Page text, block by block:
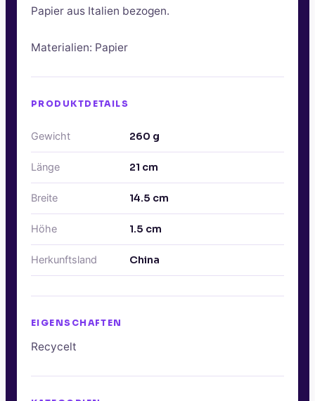
Papier aus Italien bezogen.
Materialien: Papier
PRODUKTDETAILS
Gewicht 260 g
Länge 21 cm
Breite 14.5 cm
Höhe 1.5 cm
Herkunftsland China
EIGENSCHAFTEN
Recycelt